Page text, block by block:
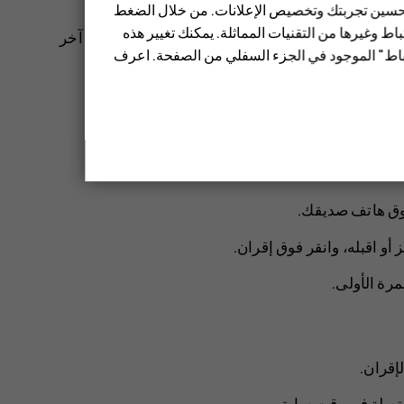
على سبيل المثال، يمكنك إرسال أشياء إلى هاتف آخر
رؤية الهاتف الآخر.
فوق هاتف صديقك.
أو اقبله، وانقر فوق إقران.
الأولى.
تحسين تجربتك وتخصيص الإعلانات. من خلال الضغط
وغيرها من التقنيات المماثلة. يمكنك تغيير هذه
الموجود في الجزء السفلي من الصفحة. اعرف